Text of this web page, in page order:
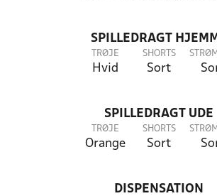
SPILLEDRAGT
TRØJE
Hvid
SHORTS
Sort
SPILLEDRAGT UDE
TRØJE
Orange
SHORTS
Sort
DISPENSATION